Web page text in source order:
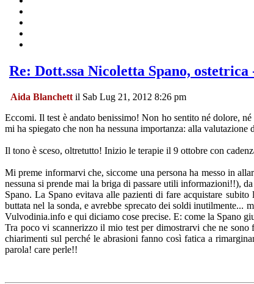
Re: Dott.ssa Nicoletta Spano,
Aida Blanchett il Sab Lug 21, 2012 8:26 pm
Eccomi. Il test è andato benissimo! Non ho sentito né dolore,
mi ha spiegato che non ha nessuna importanza: alla valutazione
Il tono è sceso, oltretutto! Inizio le terapie il 9 ottobre con
Mi preme informarvi che, siccome una persona ha messo in
nessuna si prende mai la briga di passare utili informazioni!!),
Spano. La Spano evitava alle pazienti di fare acquistare
buttata nel la sonda, e avrebbe sprecato dei soldi
Vulvodinia.info e qui diciamo cose precise. E: come la Spano
Tra poco vi scannerizzo il mio test per dimostrarvi che ne
chiarimenti sul perché le abrasioni fanno così fatica a
parola! care perle!!